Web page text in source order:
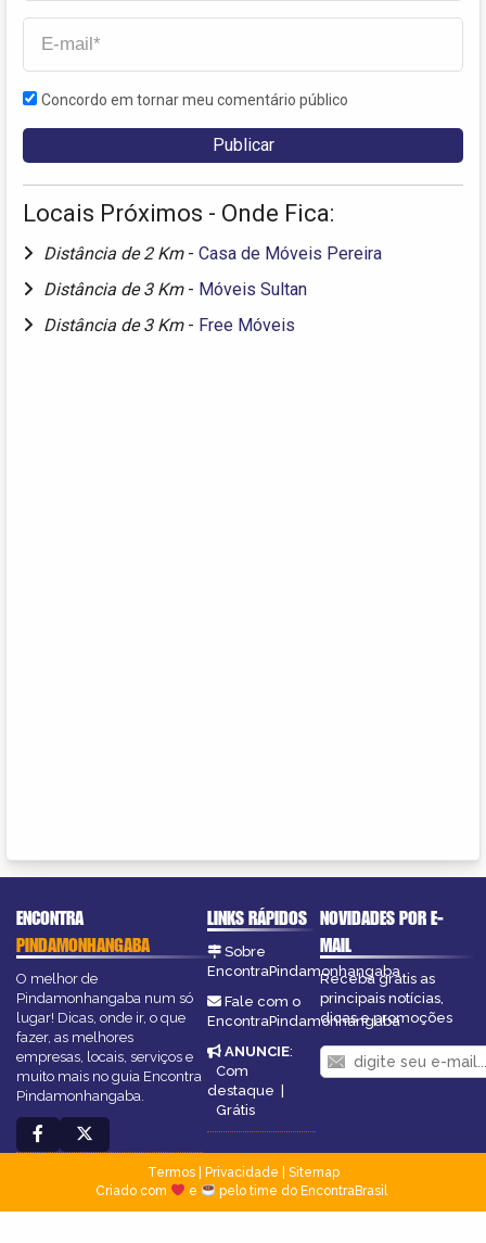
Concordo em tornar meu comentário público
Locais Próximos - Onde Fica:
Distância de 2 Km - Casa de Móveis Pereira
Distância de 3 Km - Móveis Sultan
Distância de 3 Km - Free Móveis
ENCONTRA
PINDAMONHANGABA
O melhor de
Pindamonhangaba num só
lugar! Dicas, onde ir, o que
fazer, as melhores
empresas, locais, serviços e
muito mais no guia Encontra
Pindamonhangaba.
LINKS RÁPIDOS
Sobre
EncontraPindamonhangaba
Fale com o
EncontraPindamonhangaba
ANUNCIE:
Com
destaque |
Grátis
NOVIDADES POR E-
MAIL
Receba grátis as
principais notícias,
dicas e promoções
Termos| Privacidade
Sitemap
Criado com
e pelo time do EncontraBrasil